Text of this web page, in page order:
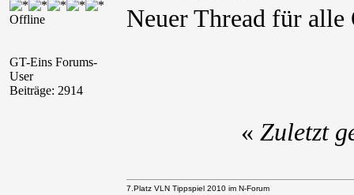
Offline
GT-Eins Forums-
User
Beiträge: 2914
Neuer Thread für alle
« Zuletzt
7.Platz VLN Tippspiel 2010 im N-Forum